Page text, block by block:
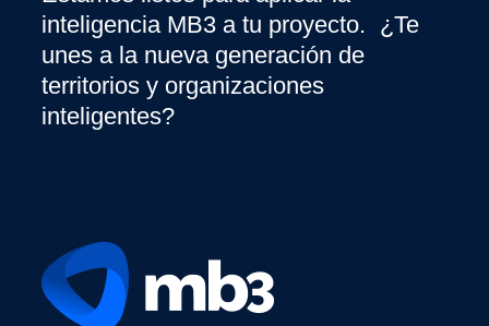
inteligencia MB3 a tu proyecto. ¿Te
unes a la nueva generación de
territorios y organizaciones
inteligentes?